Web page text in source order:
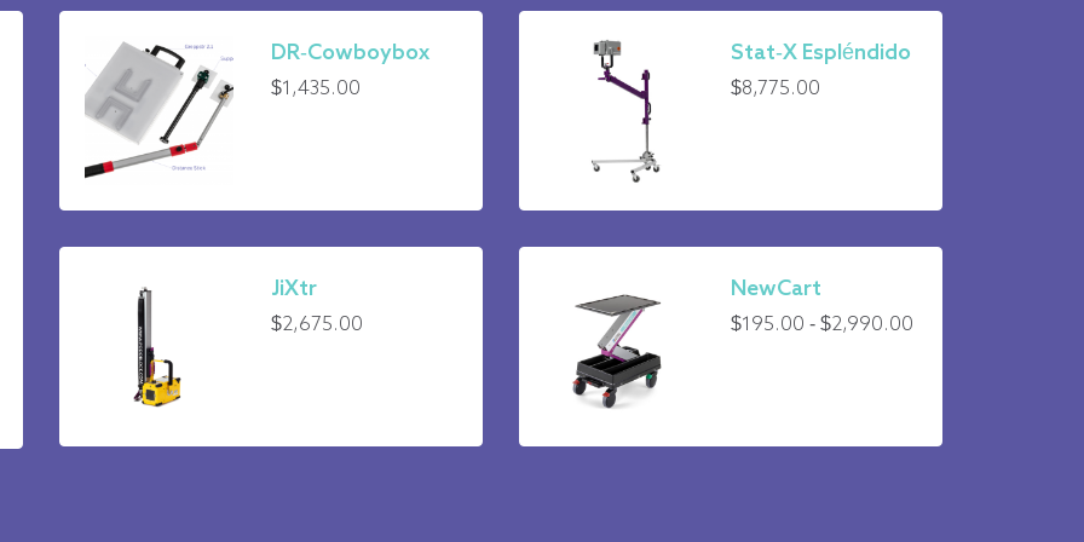
DR-Cowboybox
$1,435.00
Stat-X Espléndido
$8,775.00
JiXtr
$2,675.00
NewCart
$195.00 - $2,990.00Fourchette